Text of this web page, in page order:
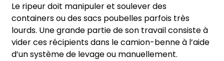
Le ripeur doit manipuler et soulever des
containers ou des sacs poubelles parfois très
lourds. Une grande partie de son travail consiste à
vider ces récipients dans le camion-benne à l’aide
d’un système de levage ou manuellement.